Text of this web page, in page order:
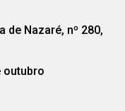
de Nazaré, nº 280,
outubro